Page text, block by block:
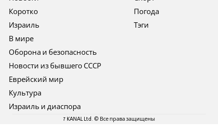
Коротко
Израиль
В мире
Оборона и безопасность
Новости из бывшего СССР
Еврейский мир
Культура
Израиль и диаспора
Погода
Тэги
7 KANAL Ltd. © Все права защищены